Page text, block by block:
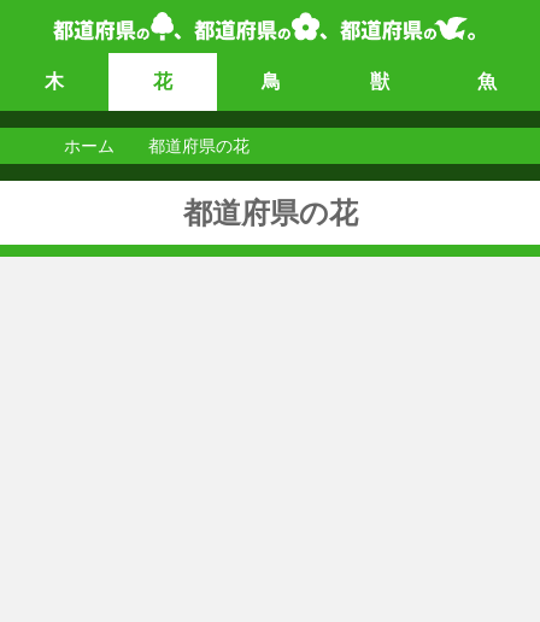
木 花 鳥 獣 魚
ホーム 都道府県の花
都道府県の花